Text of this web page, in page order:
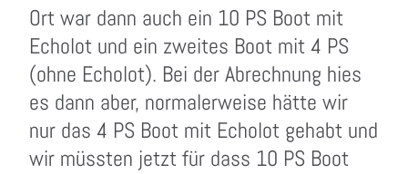
Ort war dann auch ein 10 PS Boot mit
Echolot und ein zweites Boot mit 4 PS
(ohne Echolot). Bei der Abrechnung hies
es dann aber, normalerweise hätte wir
nur das 4 PS Boot mit Echolot gehabt und
wir müssten jetzt für dass 10 PS Boot